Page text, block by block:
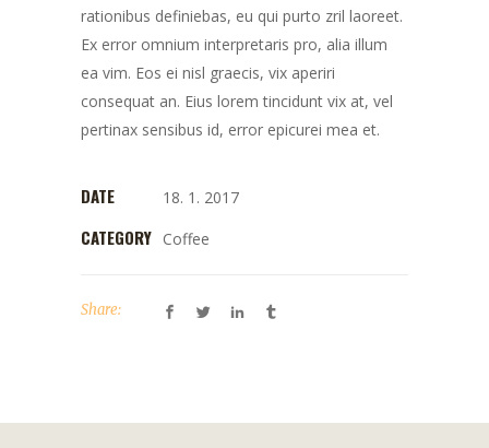
rationibus definiebas, eu qui purto zril laoreet.
Ex error omnium interpretaris pro, alia illum
ea vim. Eos ei nisl graecis, vix aperiri
consequat an. Eius lorem tincidunt vix at, vel
pertinax sensibus id, error epicurei mea et.
DATE 18. 1. 2017
CATEGORY Coffee
Share: